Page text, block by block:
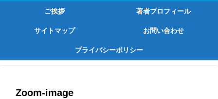
ご挨拶 著者プロフィール
サイトマップ お問い合わせ
プライバシーポリシー
Zoom-image